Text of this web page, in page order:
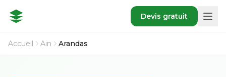
Devis gratuit
Accueil Ain Arandas